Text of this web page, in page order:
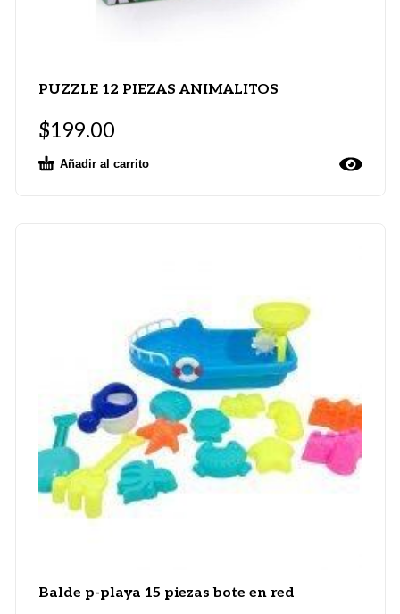
PUZZLE 12 PIEZAS ANIMALITOS
$199.00
Añadir al carrito
Balde p-playa 15 piezas bote en red